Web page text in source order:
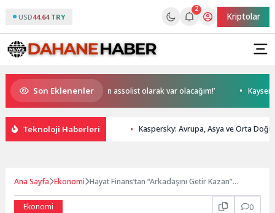
USD44.64 TRY
2
Kriptolar
Son Eklenenler
NR1 Magazin’de: ‘Son assolist olarak var olacağım!’
Teknoloji Haberleri Kaspersky: Avrupa, Asya ve Orta
Ana Sayfa Ekonomi Hayat Finans’tan “Arkadaşını Getir Kazan”
Ekonomi
0